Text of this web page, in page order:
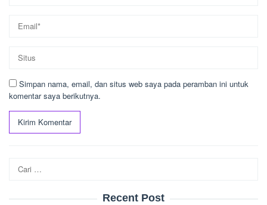
Simpan nama, email, dan situs web saya pada peramban ini untuk
komentar saya berikutnya.
Cari
untuk:
Recent Post